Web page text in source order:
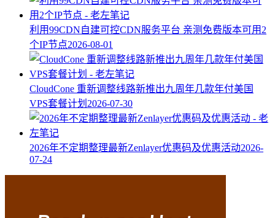
利用99CDN自建可控CDN服务平台 亲测免费版本可用2
个IP节点2026-08-01
CloudCone 重新调整线路新推出九周年几款年付美国
VPS套餐计划 2026-07-30
2026年不定期整理最新Zenlayer优惠码及优惠活动2026-
07-24